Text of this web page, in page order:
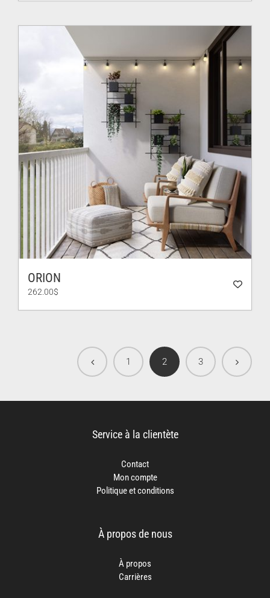
ORION
262.00$
1 2 3
Service à la clientète
Contact
Mon compte
Politique et conditions
À propos de nous
À propos
Carrières